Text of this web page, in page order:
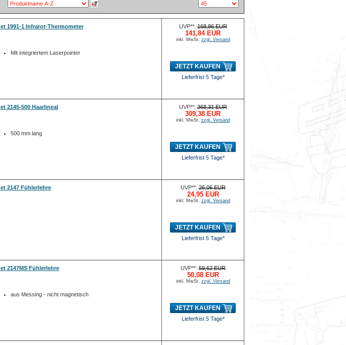
1991-1 Infrarot-Thermometer
Mit integriertem Laserpointer
UVP**:168,86 EUR
141,84 EUR
inkl. MwSt. zzgl. Versand
JETZT KAUFEN
Lieferfrist 5 Tage*
2145-500 Haarlineal
500 mm lang
UVP**:368,31 EUR
309,38 EUR
inkl. MwSt. zzgl. Versand
JETZT KAUFEN
Lieferfrist 5 Tage*
2147 Fühlerlehre UVP**:26,06 EUR
24,95 EUR
inkl. MwSt. zzgl. Versand
JETZT KAUFEN
Lieferfrist 5 Tage*
2147MS Fühlerlehre
aus Messing - nicht magnetisch
UVP**:59,62 EUR
50,08 EUR
inkl. MwSt. zzgl. Versand
JETZT KAUFEN
Lieferfrist 5 Tage*